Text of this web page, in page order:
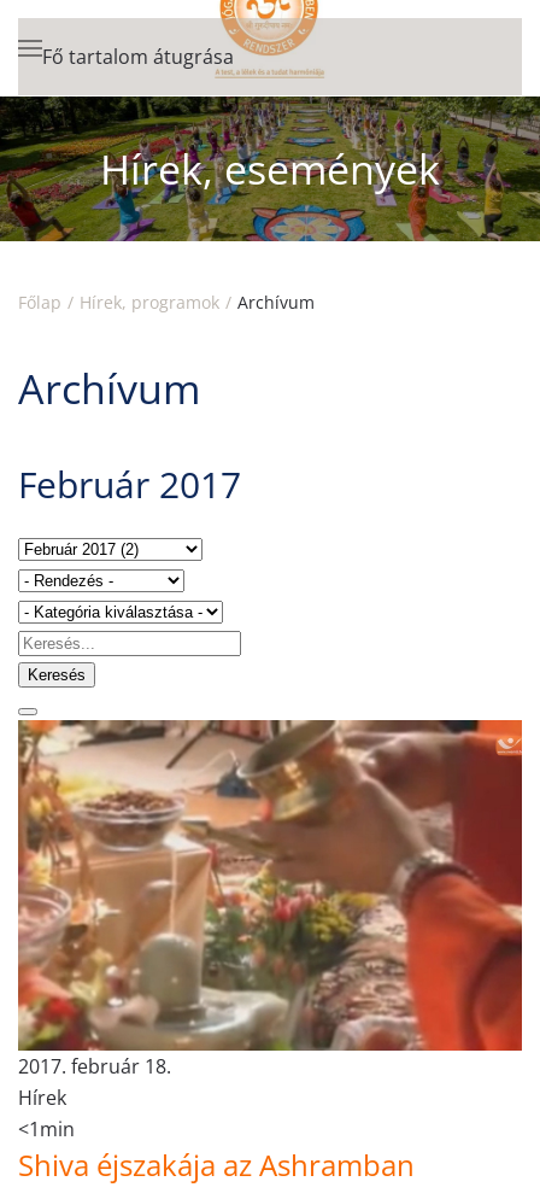
Fő tartalom átugrása
Hírek, események
Főlap Hírek, programok Archívum
Archívum
Február 2017
Keresés
2017. február 18.
Hírek
<1min
Shiva éjszakája az Ashramban